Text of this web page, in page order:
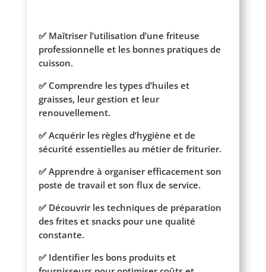
✅ Maîtriser l’utilisation d’une friteuse
professionnelle et les bonnes pratiques de
cuisson.
✅ Comprendre les types d’huiles et
graisses, leur gestion et leur
renouvellement.
✅ Acquérir les règles d’hygiène et de
sécurité essentielles au métier de friturier.
✅ Apprendre à organiser efficacement son
poste de travail et son flux de service.
✅ Découvrir les techniques de préparation
des frites et snacks pour une qualité
constante.
✅ Identifier les bons produits et